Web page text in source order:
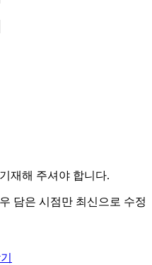
재해 주셔야 합니다.
담은 시점만 최신으로 수정